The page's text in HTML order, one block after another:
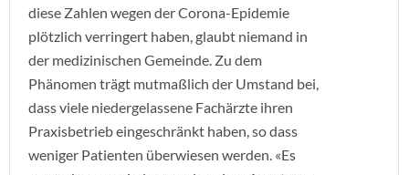
diese Zahlen wegen der Corona-Epidemie
plötzlich verringert haben, glaubt niemand in
der medizinischen Gemeinde. Zu dem
Phänomen trägt mutmaßlich der Umstand bei,
dass viele niedergelassene Fachärzte ihren
Praxisbetrieb eingeschränkt haben, so dass
weniger Patienten überwiesen werden. «Es